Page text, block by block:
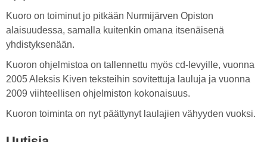
Kuoro on toiminut jo pitkään Nurmijärven Opiston
alaisuudessa, samalla kuitenkin omana itsenäisenä
yhdistyksenään.
Kuoron ohjelmistoa on tallennettu myös cd-levyille, vuonna
2005 Aleksis Kiven teksteihin sovitettuja lauluja ja vuonna
2009 viihteellisen ohjelmiston kokonaisuus.
Kuoron toiminta on nyt päättynyt laulajien vähyyden vuoksi.